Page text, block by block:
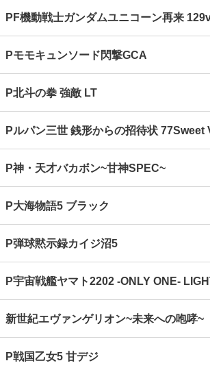
PF機動戦士ガンダムユニコーン再来
Pモモキュンソード閃撃GCA
P北斗の拳 強敵 LT
Pルパン三世 銭形からの招待状 77Sweet
P神・天才バカボン~甘神SPEC~
P大海物語5 ブラック
P弾球黙示録カイジ沼5
P宇宙戦艦ヤマト2202 ‐ONLY ONE‐
新世紀エヴァンゲリオン~未来への咆哮~
P戦国乙女5 甘デジ